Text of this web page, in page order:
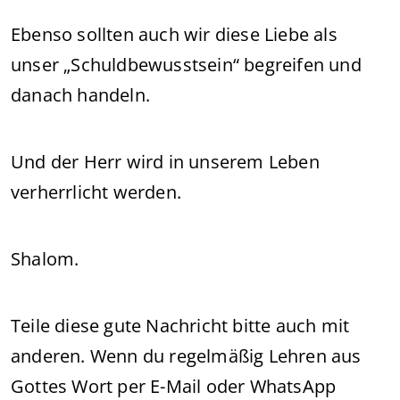
Ebenso sollten auch wir diese Liebe als
unser „Schuldbewusstsein“ begreifen und
danach handeln.
Und der Herr wird in unserem Leben
verherrlicht werden.
Shalom.
Teile diese gute Nachricht bitte auch mit
anderen. Wenn du regelmäßig Lehren aus
Gottes Wort per E-Mail oder WhatsApp